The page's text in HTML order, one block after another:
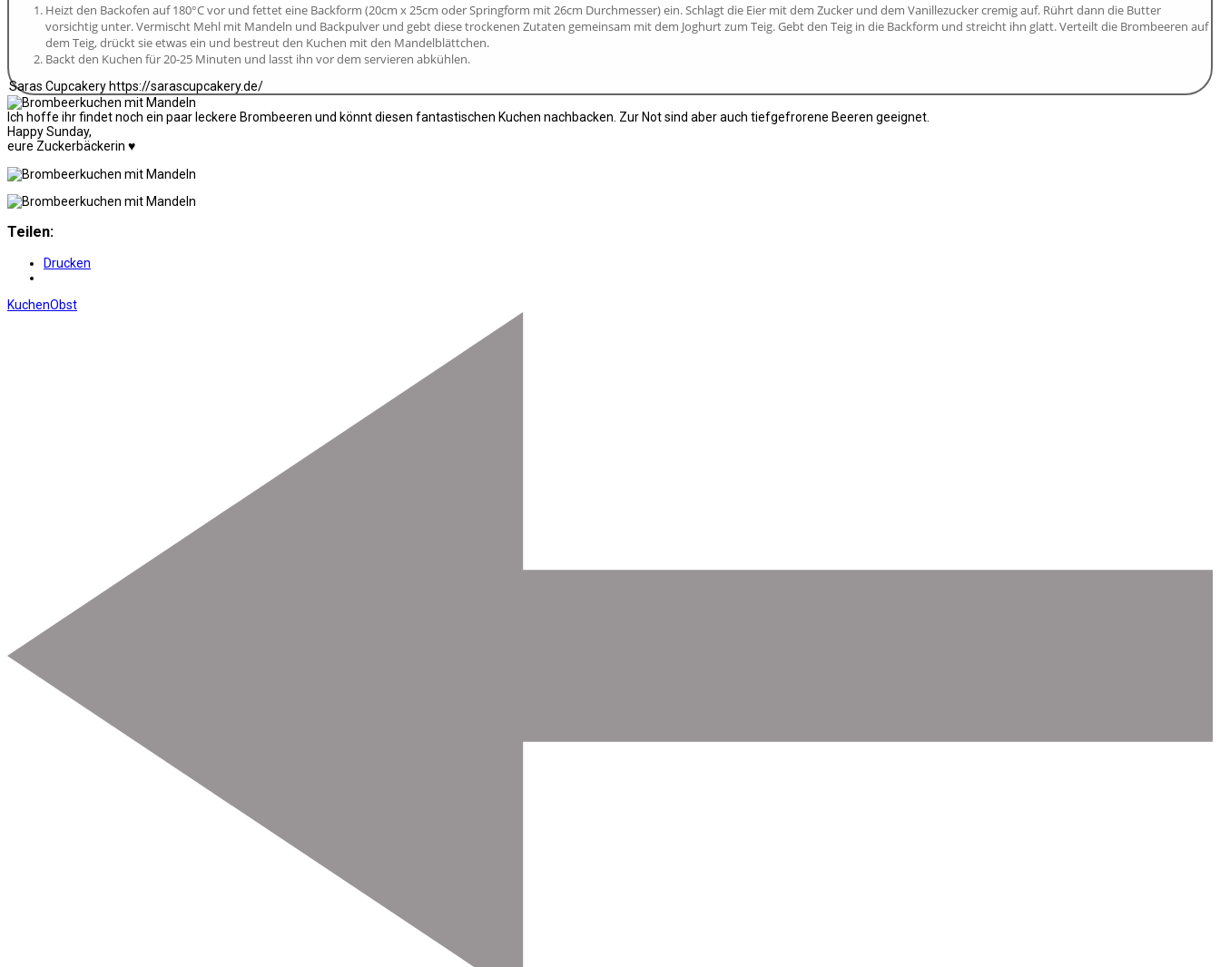
Heizt den Backofen auf 180°C vor und fettet eine Backform (20cm x 25cm oder Springform mit 26cm Durchmesser) ein. Schlagt die Eier mit dem Zucker und dem Vanillezucker cremig auf. Rührt dann die Butter
vorsichtig unter. Vermischt Mehl mit Mandeln und Backpulver und gebt diese trockenen Zutaten gemeinsam mit dem Joghurt zum Teig. Gebt den Teig in die Backform und streicht ihn glatt. Verteilt die Brombeeren auf
dem Teig, drückt sie etwas ein und bestreut den Kuchen mit den Mandelblättchen.
Backt den Kuchen für 20-25 Minuten und lasst ihn vor dem servieren abkühlen.
Saras Cupcakery https://sarascupcakery.de/
Ich hoffe ihr findet noch ein paar leckere Brombeeren und könnt diesen fantastischen Kuchen nachbacken. Zur Not sind aber auch tiefgefrorene Beeren geeignet.
Happy Sunday,
eure Zuckerbäckerin ♥
Teilen:
Drucken
KuchenObst